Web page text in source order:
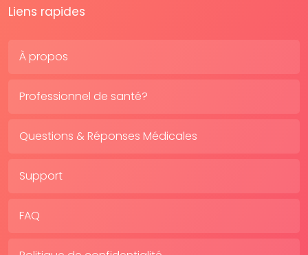
Liens rapides
À propos
Professionnel de santé?
Questions & Réponses Médicales
Support
FAQ